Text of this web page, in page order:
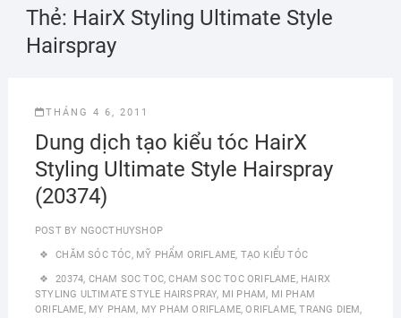
Thẻ: HairX Styling Ultimate Style
Hairspray
THÁNG 4 6, 2011
Dung dịch tạo kiểu tóc HairX
Styling Ultimate Style Hairspray
(20374)
POST BY NGOCTHUYSHOP
CHĂM SÓC TÓC, MỸ PHẨM ORIFLAME, TẠO KIỂU TÓC
20374, CHAM SOC TOC,CHAM SOC TOC ORIFLAME, HAIRX
STYLING ULTIMATE STYLE HAIRSPRAY, MI PHAM, MI PHAM
ORIFLAME, MY PHAM, MY PHAM ORIFLAME,ORIFLAME,TRANG DIEM,